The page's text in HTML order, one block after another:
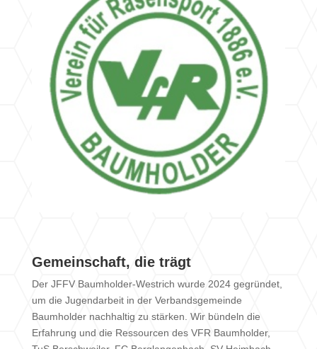
Gemeinschaft, die trägt
Der JFFV Baumholder-Westrich wurde 2024 gegründet,
um die Jugendarbeit in der Verbandsgemeinde
Baumholder nachhaltig zu stärken. Wir bündeln die
Erfahrung und die Ressourcen des VFR Baumholder,